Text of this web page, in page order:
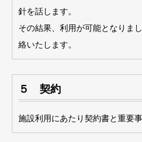
針を話します。
その結果、利用が可能となりま
絡いたします。
５ 契約
施設利用にあたり契約書と重要